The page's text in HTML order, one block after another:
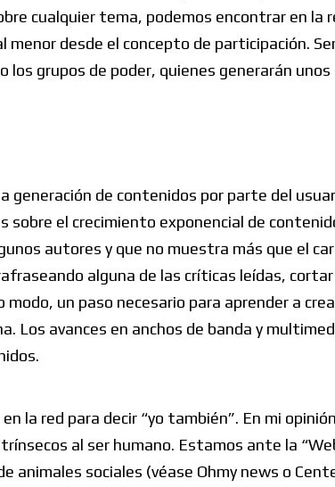
cualquier tema, podemos encontrar en la
menor desde el concepto de participación.
los grupos de poder, quienes generarán
generación de contenidos por parte del
sobre el crecimiento exponencial de
autores y que no muestra más que el
alguna de las críticas leídas, cortar
un paso necesario para aprender a
Los avances en anchos de banda y
la red para decir “yo también”. En mi
al ser humano. Estamos ante la
sociales (véase Ohmy news o